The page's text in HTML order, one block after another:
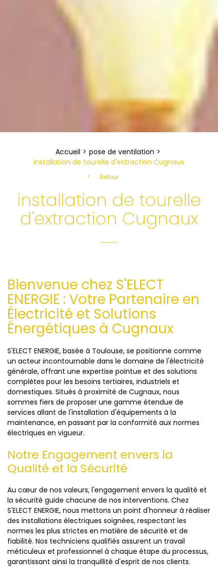
Accueil
pose de ventilation
installation de tourelle d'extraction Cugnaux
Retour
installation de tourelle
d'extraction Cugnaux
Bienvenue chez S'ELECT
ENERGIE : Votre Partenaire en
Électricité et Solutions
Énergétiques à Cugnaux
S'ELECT ENERGIE, basée à Toulouse, se positionne comme
un acteur incontournable dans le domaine de l'électricité
générale, offrant une expertise pointue et des solutions
complètes pour les besoins tertiaires, industriels et
domestiques. Situés à proximité de Cugnaux, nous
sommes fiers de proposer une gamme étendue de
services allant de l'installation d'équipements à la
maintenance, en passant par la conformité aux normes
électriques en vigueur.
Notre Engagement envers la
Qualité et la Sécurité
Au cœur de nos valeurs, l'engagement envers la qualité et
la sécurité guide chacune de nos interventions. Chez
S'ELECT ENERGIE, nous mettons un point d'honneur à réaliser
des installations électriques soignées, respectant les
normes les plus strictes en matière de sécurité et de
fiabilité. Nos techniciens qualifiés assurent un travail
méticuleux et professionnel à chaque étape du processus,
garantissant ainsi la tranquillité d'esprit de nos clients.